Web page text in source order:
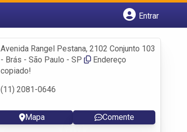
Entrar
Fazer login
Criar conta
Avenida Rangel Pestana, 2102 Conjunto 103
- Brás - São Paulo - SP
Endereço
copiado!
(11) 2081-0646
Mapa Comente